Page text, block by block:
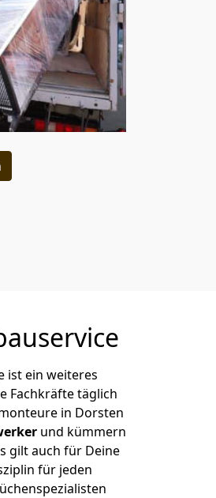
ist ein weiteres
Fachkräfte täglich
in Dorsten
und kümmern
gilt auch für Deine
für jeden